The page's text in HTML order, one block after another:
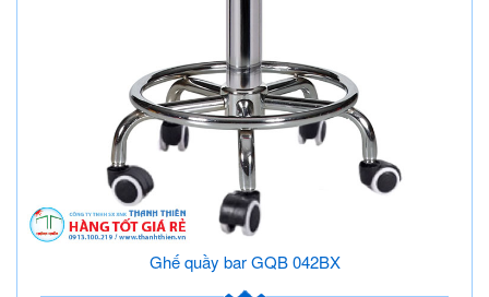
Ghế quầy bar GQB 042BX